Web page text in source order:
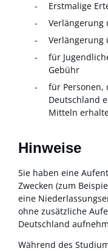
Erstmalige
Verlängerung
Verlängerung
für
Gebühr
für
Deutschland
Mitteln
Hinweise
Sie haben eine
Zwecken (zum
eine
ohne zusätzliche
Deutschland
Während des